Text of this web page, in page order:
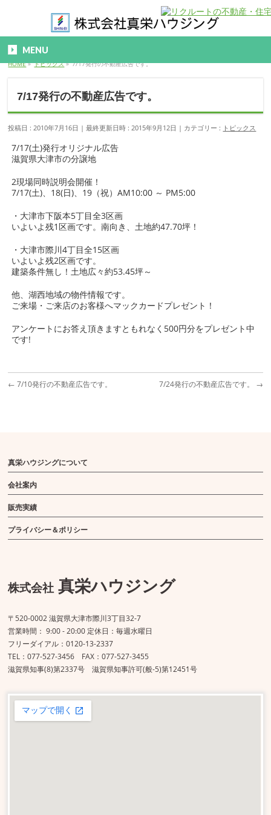
MENU
HOME» トピックス» 7/17発行の不動産広告です。
7/17発行の不動産広告です。
投稿日 : 2010年7月16日 最終更新日時 : 2015年9月12日 カテゴリー : トピックス
7/17(土)発行オリジナル広告
滋賀県大津市の分譲地
2現場同時説明会開催！
7/17(土)、18(日)、19（祝）AM10:00 ～ PM5:00
・大津市下阪本5丁目全3区画
いよいよ残1区画です。南向き、土地約47.70坪！
・大津市際川4丁目全15区画
いよいよ残2区画です。
建築条件無し！土地広々約53.45坪～
他、湖西地域の物件情報です。
ご来場・ご来店のお客様へマックカードプレゼント！
アンケートにお答え頂きますともれなく500円分をプレゼント中
です!
← 7/10発行の不動産広告です。 7/24発行の不動産広告です。 →
真栄ハウジングについて
会社案内
販売実績
プライバシー＆ポリシー
株式会社 真栄ハウジング
〒520-0002 滋賀県大津市際川3丁目32-7
営業時間： 9:00 - 20:00 定休日：毎週水曜日
フリーダイアル：0120-13-2337
TEL：077-527-3456 FAX：077-527-3455
滋賀県知事(8)第2337号 滋賀県知事許可(般-5)第12451号